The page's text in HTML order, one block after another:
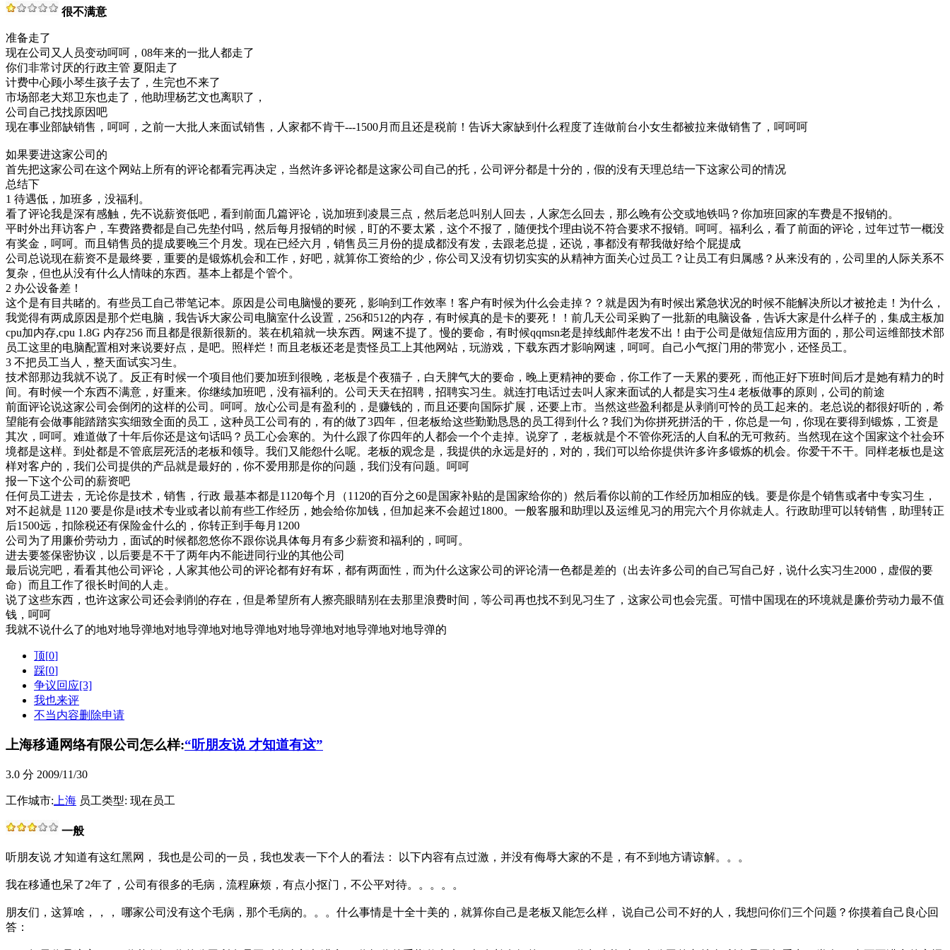
很不满意
准备走了
现在公司又人员变动呵呵，08年来的一批人都走了
你们非常讨厌的行政主管 夏阳走了
计费中心顾小琴生孩子去了，生完也不来了
市场部老大郑卫东也走了，他助理杨艺文也离职了，
公司自己找找原因吧
现在事业部缺销售，呵呵，之前一大批人来面试销售，人家都不肯干---1500月而且还是税前！告诉大家缺到什么程度了连做前台小女生都被拉来做销售了，呵呵呵
如果要进这家公司的
首先把这家公司在这个网站上所有的评论都看完再决定，当然许多评论都是这家公司自己的托，公司评分都是十分的，假的没有天理总结一下这家公司的情况
总结下
1 待遇低，加班多，没福利。
看了评论我是深有感触，先不说薪资低吧，看到前面几篇评论，说加班到凌晨三点，然后老总叫别人回去，人家怎么回去，那么晚有公交或地铁吗？你加班回家的车费是不报销的。
平时外出拜访客户，车费路费都是自己先垫付吗，然后每月报销的时候，盯的不要太紧，这个不报了，随便找个理由说不符合要求不报销。呵呵。福利么，看了前面的评论，过年过节一概没
有奖金，呵呵。而且销售员的提成要晚三个月发。现在已经六月，销售员三月份的提成都没有发，去跟老总提，还说，事都没有帮我做好给个屁提成
公司总说现在薪资不是最终要，重要的是锻炼机会和工作，好吧，就算你工资给的少，你公司又没有切切实实的从精神方面关心过员工？让员工有归属感？从来没有的，公司里的人际关系不
复杂，但也从没有什么人情味的东西。基本上都是个管个。
2 办公设备差！
这个是有目共睹的。有些员工自己带笔记本。原因是公司电脑慢的要死，影响到工作效率！客户有时候为什么会走掉？？就是因为有时候出紧急状况的时候不能解决所以才被抢走！为什么，
我觉得有两成原因是那个烂电脑，我告诉大家公司电脑室什么设置，256和512的内存，有时候真的是卡的要死！！前几天公司采购了一批新的电脑设备，告诉大家是什么样子的，集成主板加
cpu加内存,cpu 1.8G 内存256 而且都是很新很新的。装在机箱就一块东西。网速不提了。慢的要命，有时候qqmsn老是掉线邮件老发不出！由于公司是做短信应用方面的，那公司运维部技术部
员工这里的电脑配置相对来说要好点，是吧。照样烂！而且老板还老是责怪员工上其他网站，玩游戏，下载东西才影响网速，呵呵。自己小气抠门用的带宽小，还怪员工。
3 不把员工当人，整天面试实习生。
技术部那边我就不说了。反正有时候一个项目他们要加班到很晚，老板是个夜猫子，白天脾气大的要命，晚上更精神的要命，你工作了一天累的要死，而他正好下班时间后才是她有精力的时
间。有时候一个东西不满意，好重来。你继续加班吧，没有福利的。公司天天在招聘，招聘实习生。就连打电话过去叫人家来面试的人都是实习生4 老板做事的原则，公司的前途
前面评论说这家公司会倒闭的这样的公司。呵呵。放心公司是有盈利的，是赚钱的，而且还要向国际扩展，还要上市。当然这些盈利都是从剥削可怜的员工起来的。老总说的都很好听的，希
望能有会做事能踏踏实实细致全面的员工，这种员工公司有的，有的做了3四年，但老板给这些勤勤恳恳的员工得到什么？我们为你拼死拼活的干，你总是一句，你现在要得到锻炼，工资是
其次，呵呵。难道做了十年后你还是这句话吗？员工心会寒的。为什么跟了你四年的人都会一个个走掉。说穿了，老板就是个不管你死活的人自私的无可救药。当然现在这个国家这个社会环
境都是这样。到处都是不管底层死活的老板和领导。我们又能怨什么呢。老板的观念是，我提供的永远是好的，对的，我们可以给你提供许多许多锻炼的机会。你爱干不干。同样老板也是这
样对客户的，我们公司提供的产品就是最好的，你不爱用那是你的问题，我们没有问题。呵呵
报一下这个公司的薪资吧
任何员工进去，无论你是技术，销售，行政 最基本都是1120每个月（1120的百分之60是国家补贴的是国家给你的）然后看你以前的工作经历加相应的钱。要是你是个销售或者中专实习生，
对不起就是 1120 要是你是it技术专业或者以前有些工作经历，她会给你加钱，但加起来不会超过1800。一般客服和助理以及运维见习的用完六个月你就走人。行政助理可以转销售，助理转正
后1500远，扣除税还有保险金什么的，你转正到手每月1200
公司为了用廉价劳动力，面试的时候都忽悠你不跟你说具体每月有多少薪资和福利的，呵呵。
进去要签保密协议，以后要是不干了两年内不能进同行业的其他公司
最后说完吧，看看其他公司评论，人家其他公司的评论都有好有坏，都有两面性，而为什么这家公司的评论清一色都是差的（出去许多公司的自己写自己好，说什么实习生2000，虚假的要
命）而且工作了很长时间的人走。
说了这些东西，也许这家公司还会剥削的存在，但是希望所有人擦亮眼睛别在去那里浪费时间，等公司再也找不到见习生了，这家公司也会完蛋。可惜中国现在的环境就是廉价劳动力最不值
钱，呵呵
我就不说什么了的地对地导弹地对地导弹地对地导弹地对地导弹地对地导弹地对地导弹的
顶[0]
踩[0]
争议回应[3]
我也来评
不当内容删除申请
上海移通网络有限公司怎么样:“听朋友说 才知道有这”
3.0 分 2009/11/30
工作城市: 上海 员工类型: 现在员工
一般
听朋友说 才知道有这红黑网， 我也是公司的一员，我也发表一下个人的看法： 以下内容有点过激，并没有侮辱大家的不是，有不到地方请谅解。。。
我在移通也呆了2年了，公司有很多的毛病，流程麻烦，有点小抠门，不公平对待。。。。。
朋友们，这算啥，，， 哪家公司没有这个毛病，那个毛病的。。。什么事情是十全十美的，就算你自己是老板又能怎么样， 说自己公司不好的人，我想问你们三个问题？你摸着自己良心回
答：